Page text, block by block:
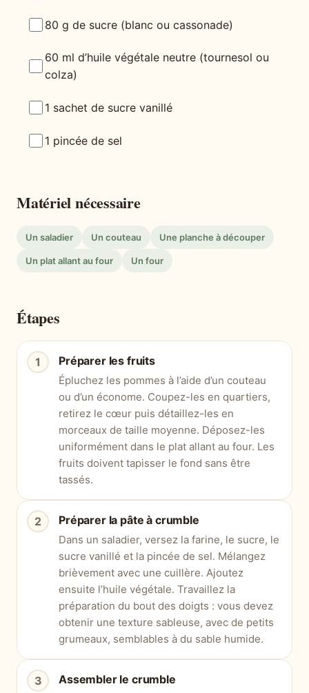
80 g de sucre (blanc ou cassonade)
60 ml d’huile végétale neutre (tournesol ou
colza)
1 sachet de sucre vanillé
1 pincée de sel
Matériel nécessaire
Un saladier Un couteau Une planche à découper
Un plat allant au four Un four
Étapes
Préparer les fruits
Épluchez les pommes à l’aide d’un couteau
ou d’un économe. Coupez-les en quartiers,
retirez le cœur puis détaillez-les en
morceaux de taille moyenne. Déposez-les
uniformément dans le plat allant au four. Les
fruits doivent tapisser le fond sans être
tassés.
Préparer la pâte à crumble
Dans un saladier, versez la farine, le sucre, le
sucre vanillé et la pincée de sel. Mélangez
brièvement avec une cuillère. Ajoutez
ensuite l’huile végétale. Travaillez la
préparation du bout des doigts : vous devez
obtenir une texture sableuse, avec de petits
grumeaux, semblables à du sable humide.
Assembler le crumble